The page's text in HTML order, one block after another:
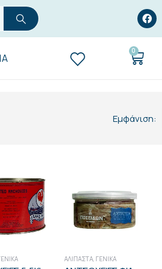
0
Εμφάνιση:
ΑΛΊΠΑΣΤΑ, ΓΕΝΙΚΑ